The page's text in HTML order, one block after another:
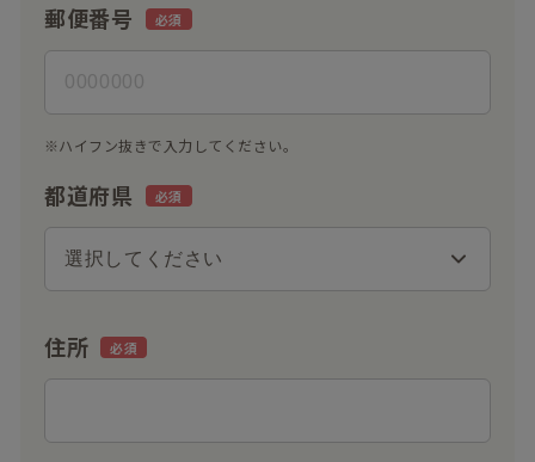
郵便番号
※ハイフン抜きで入力してください。
都道府県
住所